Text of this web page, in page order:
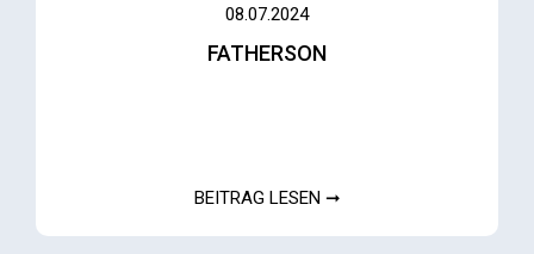
08.07.2024
FATHERSON
BEITRAG LESEN ➞